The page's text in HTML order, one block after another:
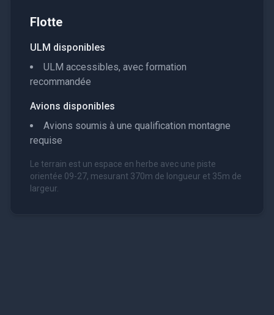
Flotte
ULM disponibles
ULM accessibles, avec formation
recommandée
Avions disponibles
Avions soumis à une qualification montagne
requise
Le terrain est un espace en herbe avec une piste
orientée 09-27, mesurant 370m de longueur et 35m de
largeur.